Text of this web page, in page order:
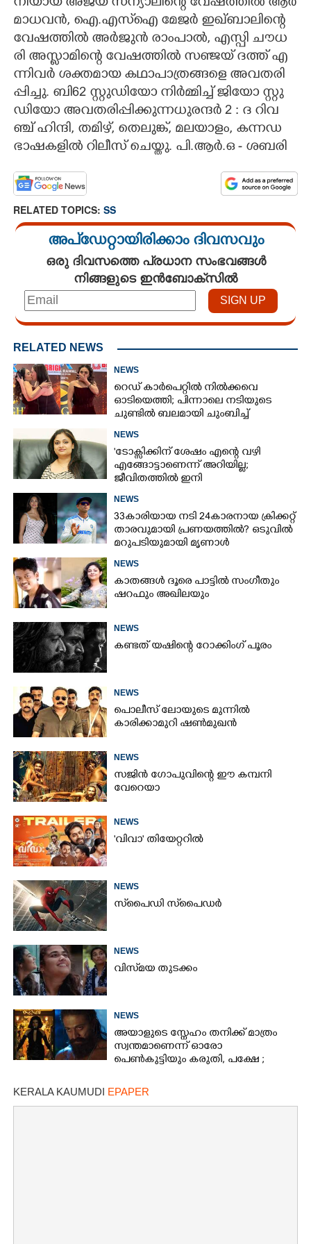
​മാ​ധ​വ​ൻ,​ ​ഐ.​എ​സ്ഐ​ ​മേ​ജ​ർ​ ​ഇ​ഖ്ബാ​ലി​ന്റെ​ ​
വേ​ഷ​ത്തി​ൽ​ ​അ​ർ​ജു​ൻ​ ​രാം​പാ​ൽ,​ ​എ​സ്പി​ ​ചൗ​ധ​
രി​ ​അ​സ്ലാ​മി​ന്റെ​ ​വേ​ഷ​ത്തി​ൽ​ ​സ​ഞ്ജ​യ് ​ദ​ത്ത് ​എ​
ന്നി​വ​ർ​ ​ശ​ക്ത​മാ​യ​ ​ക​ഥാ​പാ​ത്ര​ങ്ങ​ളെ​ ​അ​വ​ത​രി​
പ്പി​ച്ചു.​ ​ബി62​ ​സ്റ്റു​ഡി​യോ​ ​നി​ർ​മ്മി​ച്ച് ​ജി​യോ​ ​സ്റ്റു​
ഡി​യോ​ ​അ​വ​ത​രി​പ്പി​ക്കു​ന്ന​ധു​ര​ന്ദ​ർ​ 2​ ​:​ ​ദ​ ​റി​വ​
ഞ്ച് ​ഹി​ന്ദി,​ ​ത​മി​ഴ്,​ ​തെ​ലു​ങ്ക്,​ ​മ​ല​യാ​ളം,​ ​ക​ന്ന​ഡ​ ​
ഭാ​ഷ​ക​ളി​ൽ​ ​റി​ലീ​സ് ​ചെ​യ്തു.​ ​പി.​ആ​ർ.​ഒ​ ​-​ ​ശ​ബ​രി
RELATED TOPICS: SS
അപ്ഡേറ്റായിരിക്കാം ദിവസവും
ഒരു ദിവസത്തെ പ്രധാന സംഭവങ്ങൾ
നിങ്ങളുടെ ഇൻബോക്സിൽ
RELATED NEWS
NEWS
റെഡ് കാർപെറ്റിൽ നിൽക്കവെ
ഓടിയെത്തി; പിന്നാലെ നടിയുടെ
ചുണ്ടിൽ ബലമായി ചുംബിച്ച്
NEWS
'ടോക്സിക്കിന് ശേഷം എന്റെ വഴി
എങ്ങോട്ടാണെന്ന് അറിയില്ല;
ജീവിതത്തിൽ ഇനി
ഉള്ളിൽ ഉണ്ടായിരിക്കും'
NEWS
33കാരിയായ നടി 24കാരനായ ക്രിക്കറ്റ്
താരവുമായി പ്രണയത്തിൽ? ഒടുവിൽ
മറുപടിയുമായി മൃണാൾ
NEWS
കാതങ്ങൾ ദൂരെ പാട്ടിൽ സംഗീതും
ഷറഫും അഖിലയും
NEWS
കണ്ടത് യഷിന്റെ റോക്കിംഗ് പൂരം
NEWS
പൊലീസ് ലോയുടെ മുന്നിൽ
കാരിക്കാമുറി ഷൺമുഖൻ
NEWS
സജിൻ ഗോപുവിന്റെ ഈ കമ്പനി
വേറെയാ
NEWS
'വിവാ' തിയേറ്ററിൽ
NEWS
സ്‌പൈ‌ഡി സ്‌പൈ‌ഡർ
NEWS
വിസ്‌മയ തുടക്കം
NEWS
അയാളുടെ സ്നേഹം തനിക്ക് മാത്രം
സ്വന്തമാണെന്ന് ഓരോ
പെൺകുട്ടിയും കരുതി,​ പക്ഷേ ;
ടോക്സിക് ട്രെയിലർ
KERALA KAUMUDI EPAPER